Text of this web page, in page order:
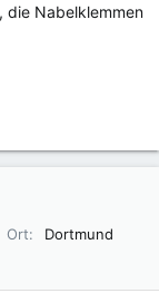
die Nabelklemmen
Ort
Dortmund